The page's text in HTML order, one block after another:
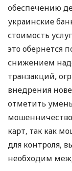
обеспечению
украинские
стоимость
это обернется
снижением
транзакций,
внедрения
отметить
карт, так как
для контроля,
необходим